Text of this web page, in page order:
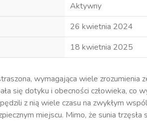
Aktywny
26 kwietnia 2024
18 kwietnia 2025
wymagająca wiele zrozumienia
się dotyku i obecności człowieka, co
z nią wiele czasu na zwykłym
miejscu. Mimo, że sunia trzęsła